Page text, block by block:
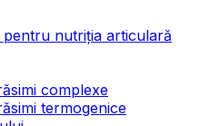
pentru nutriția articulară
complexe
termogenice